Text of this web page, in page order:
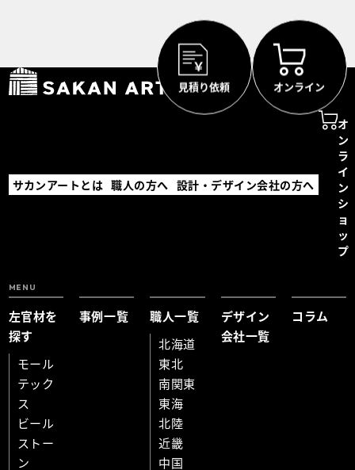
サカンアートとは 職人の方へ 設計・デザイン会社の方へ
オ
ン
ラ
イ
ン
シ
ョ
ッ
プ
MENU
左官材を
探す
モール
テック
ス
ビール
ストー
ン
事例一覧
職人一覧
北海道
東北
南関東
東海
北陸
近畿
中国
デザイン
会社一覧
コラム
見積り依頼 オンライン